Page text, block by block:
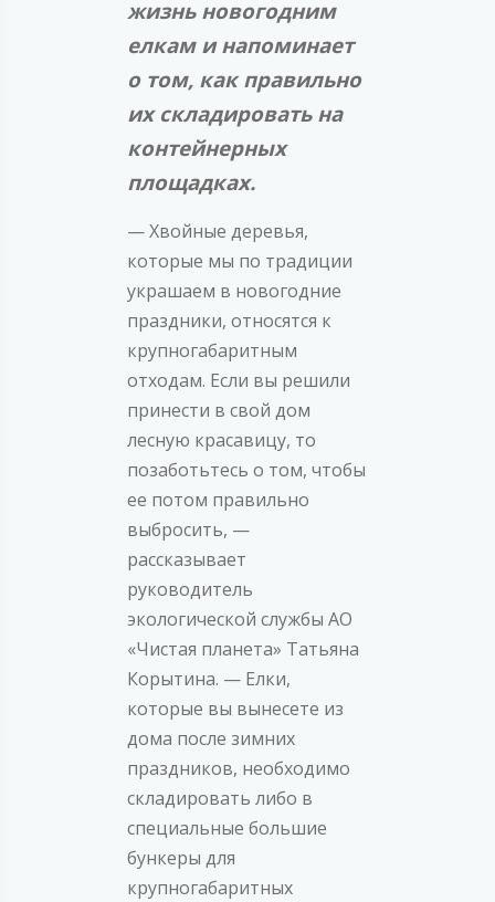
жизнь новогодним
елкам и напоминает
о том, как правильно
их складировать на
контейнерных
площадках.
— Хвойные деревья,
которые мы по традиции
украшаем в новогодние
праздники, относятся к
крупногабаритным
отходам. Если вы решили
принести в свой дом
лесную красавицу, то
позаботьтесь о том, чтобы
ее потом правильно
выбросить, —
рассказывает
руководитель
экологической службы АО
«Чистая планета» Татьяна
Корытина. — Елки,
которые вы вынесете из
дома после зимних
праздников, необходимо
складировать либо в
специальные большие
бункеры для
крупногабаритных